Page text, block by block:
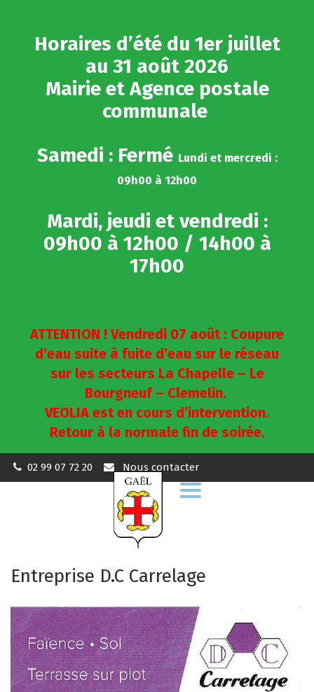
Horaires d’été du 1er juillet
au 31 août 2026
Mairie et Agence postale
communale
Samedi : Fermé Lundi et mercredi :
09h00 à 12h00
Mardi, jeudi et vendredi :
09h00 à 12h00 / 14h00 à
17h00
ATTENTION ! Vendredi 07 août : Coupure
d’eau suite à fuite d’eau sur le réseau
sur les secteurs La Chapelle – Le
Bourgneuf – Clemelin.
VEOLIA est en cours d’intervention.
Retour à la normale fin de soirée.
02 99 07 72 20 Nous contacter
Aller
Entreprise D.C Carrelage